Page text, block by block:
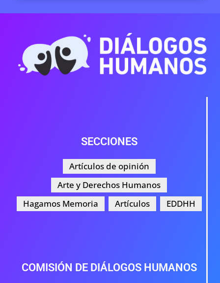
SECCIONES
Artículos de opinión
Arte y Derechos Humanos
Hagamos Memoria
Artículos EDDHH
COMISIÓN DE DIÁLOGOS HUMANOS